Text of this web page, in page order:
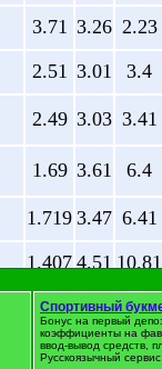
3.71 3.26 2.23
2.51 3.01 3.4
2.49 3.03 3.41
1.69 3.61 6.4
1.719 3.47 6.41
1.407 4.51 10.81
2.28 3.11 3.78
2.29 3.09 3.77
Спортивный
Бонус на первый
коэффициенты на
ввод-вывод средств,
Русскоязычный